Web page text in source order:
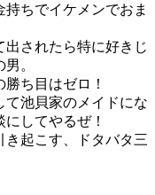
ちでイケメンでおま
されたら特に好きじ
。
ち目はゼロ！
て池貝家のメイドにな
してやるぜ！
き起こす、ドタバタ三